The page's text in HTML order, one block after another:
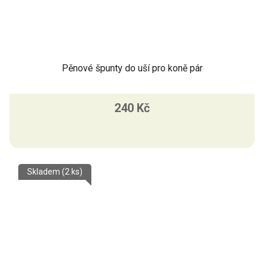
Pěnové špunty do uší pro koně pár
240 Kč
Skladem (2 ks)